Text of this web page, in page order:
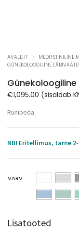
AVALEHT MEDITSIINILINE
GÜNEKOLOOGILINE
€1,095.00 (sisaldab
Runibeda
NB! Eritellimus, tarne
VÄRV
Lisatooted